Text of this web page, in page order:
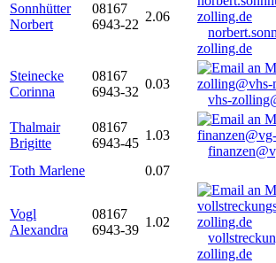
Sonnhütter
Norbert
08167
6943-22
2.06
zolling.de
Steinecke
Corinna
08167
6943-32
0.03
vhs-
Thalmair
Brigitte
08167
6943-45
1.03
Toth Marlene
0.07
Vogl
Alexandra
08167
6943-39
1.02
zolling.de